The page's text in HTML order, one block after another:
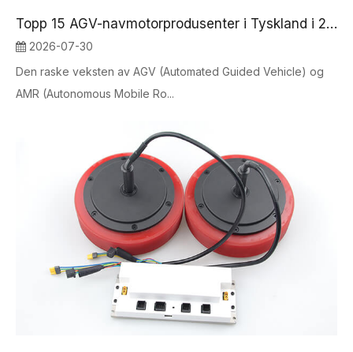
Topp 15 AGV-navmotorprodusenter i Tyskland i 2026
2026-07-30
Den raske veksten av AGV (Automated Guided Vehicle) og
AMR (Autonomous Mobile Ro...